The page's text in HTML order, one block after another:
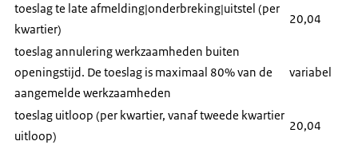
toeslag te late afmelding|onderbreking|uitstel (per
kwartier)
20,04
toeslag annulering werkzaamheden buiten
openingstijd. De toeslag is maximaal 80% van de
aangemelde werkzaamheden
variabel
toeslag uitloop (per kwartier, vanaf tweede kwartier
uitloop)
20,04